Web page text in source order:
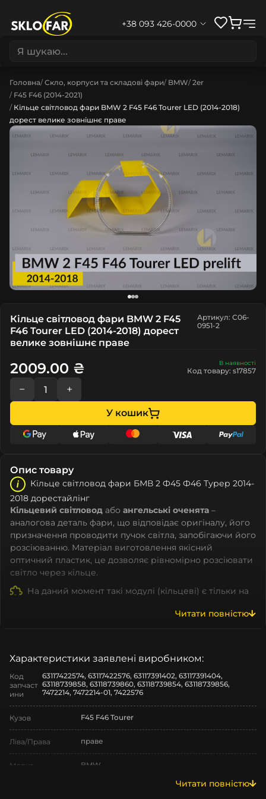
+38 093 426-0000
Головна Скло, корпуси та складові фари BMW 2er
F45 F46 (2014-2021)
Кільце світловод фари BMW 2 F45 F46 Tourer LED (2014-2018)
дорест велике зовнішнє праве
Кільце світловод фари BMW 2 F45
F46 Tourer LED (2014-2018) дорест
велике зовнішнє праве
Артикул: C06-
0951-2
В наявності
Код товару: s17857
2009.00 ₴
− +
У кошик
Опис товару
Кільце світловод фари БМВ 2 Ф45 Ф46 Турер 2014-
2018 дорестайлінг
Кільцевий світловод або ангельські оченята –
аналогова деталь фари, що відповідає оригіналу, його
призначення проводити пучок світла, запобігаючи його
розсіюванню. Матеріал виготовлення якісний
оптичний пластик, це дозволяє рівномірно розсіювати
світло через кільце.
На даний момент такі модулі (кільцеві) є тільки на
ангельських очей режим денних ходових вогнів,
роблячи його більш помітним на дорозі для інших
водіїв.
Персоналізація:Lightguide bmw доступні в різних
стилях та дизайнах, що дає можливість вибрати
опцію, яка найкраще відповідає вашому смаку та
стилю.
Довговічність:Багато ангельських очей
виготовляються з високоякісних матеріалів, які
освітлення протягом тривалого періоду
Читати повністю
Характеристики заявлені виробником:
Код
запчаст
ини
63117422574, 63117422576, 63117391402, 63117391404,
63118739858, 63118739860, 63118739854, 63118739856,
7472214, 7472214-01, 7422576
Кузов F45 F46 Tourer
Ліва/Права праве
Марка BMW
Читати повністю